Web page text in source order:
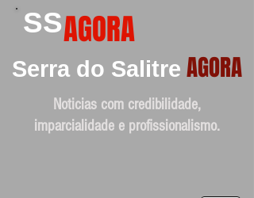
SSAGORA
Serra do Salitre AGORA
Noticias com credibilidade,
imparcialidade e profissionalismo.